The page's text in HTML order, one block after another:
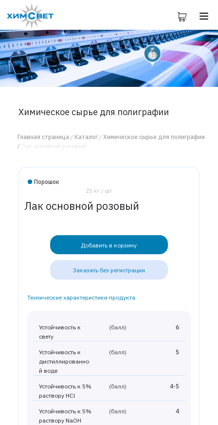
Химическое сырье для полиграфии
Главная страница Каталог
Химическое сырье для полиграфии
Лак основной розовый
Порошок
25 кг / шт
Лак основной розовый
Добавить в корзину
Заказать без регистрации
Технические характеристики продукта
Устойчивость к
свету
(балл) 6
Устойчивость к
дистиллированно
й воде
(балл) 5
Устойчивость к 5%
раствору HCl
(балл) 4-5
Устойчивость к 5%
раствору NaOH
(балл) 4